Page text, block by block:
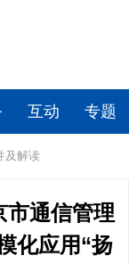
互动 专题
及解读
市通信管理
化应用“扬